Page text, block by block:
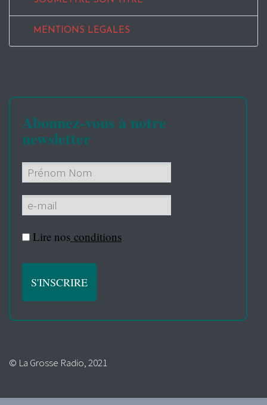
MENTIONS LEGALES
Abonnez-vous à notre
newsletter
Lire nos conditions
© La Grosse Radio, 2021